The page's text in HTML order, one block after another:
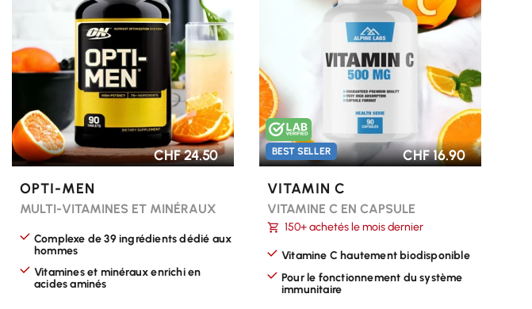
CHF 24.50
OPTI-MEN
MULTI-VITAMINES ET MINÉRAUX
Complexe de 39 ingrédients dédié aux
hommes
Vitamines et minéraux enrichi en
acides aminés
CHF 16.90
BEST SELLER
VITAMIN C
VITAMINE C EN CAPSULE
150+ achetés le mois dernier
Vitamine C hautement biodisponible
Pour le fonctionnement du système
immunitaire